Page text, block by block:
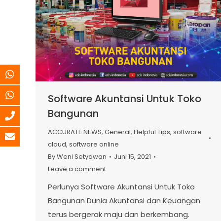
Software Akuntansi Untuk Toko
Bangunan
ACCURATE NEWS, General, Helpful Tips, software
cloud, software online
ByWeni Setyawan
Juni 15, 2021
Leave a comment
Perlunya Software Akuntansi Untuk Toko
Bangunan Dunia Akuntansi dan Keuangan
terus bergerak maju dan berkembang.